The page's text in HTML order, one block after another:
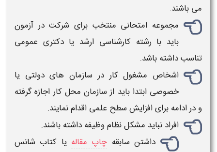
می باشند.
مجموعه امتحانی منتخب برای شرکت در آزمون
باید با رشته کارشناسی ارشد یادکتری عمومی
تناسب داشته باشد.
اشخاص مشغول کار در سازمان های دولتی یا
خصوصی ابتدا باید از سازمان محل کار اجازه گرفته
و در ادامه برای افزایش سطح علمی اقدام نمایند.
افراد نباید مشکل نظام وظیفه داشته باشند.
داشتن سابقه چاپ مقاله یا کتاب شانس